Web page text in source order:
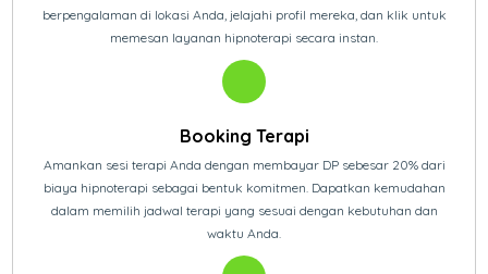
berpengalaman di lokasi Anda, jelajahi profil mereka, dan klik untuk
memesan layanan hipnoterapi secara instan.
Booking Terapi
Amankan sesi terapi Anda dengan membayar DP sebesar 20% dari
biaya hipnoterapi sebagai bentuk komitmen. Dapatkan kemudahan
dalam memilih jadwal terapi yang sesuai dengan kebutuhan dan
waktu Anda.